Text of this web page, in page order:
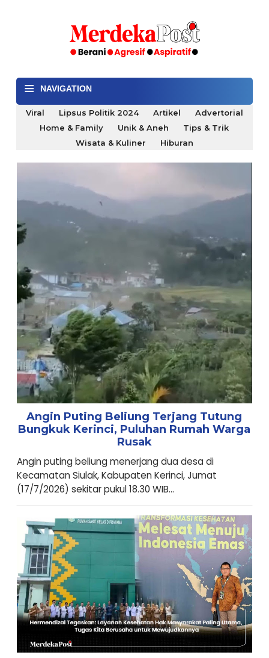
≡ NAVIGATION
Viral Lipsus Politik 2024 Artikel
Advertorial
Home & Family
Unik & Aneh
Tips & Trik
Wisata & Kuliner
Hiburan
Angin Puting Beliung Terjang Tutung
Bungkuk Kerinci, Puluhan Rumah Warga
Rusak
Angin puting beliung menerjang dua desa di
Kecamatan Siulak, Kabupaten Kerinci, Jumat
(17/7/2026) sekitar pukul 18.30 WIB...